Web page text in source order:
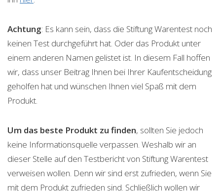
Achtung: Es kann sein, dass die Stiftung Warentest noch
keinen Test durchgeführt hat. Oder das Produkt unter
einem anderen Namen gelistet ist. In diesem Fall hoffen
wir, dass unser Beitrag Ihnen bei Ihrer Kaufentscheidung
geholfen hat und wünschen Ihnen viel Spaß mit dem
Produkt.
Um das beste Produkt zu finden, sollten Sie jedoch
keine Informationsquelle verpassen. Weshalb wir an
dieser Stelle auf den Testbericht von Stiftung Warentest
verweisen wollen. Denn wir sind erst zufrieden, wenn Sie
mit dem Produkt zufrieden sind. Schließlich wollen wir